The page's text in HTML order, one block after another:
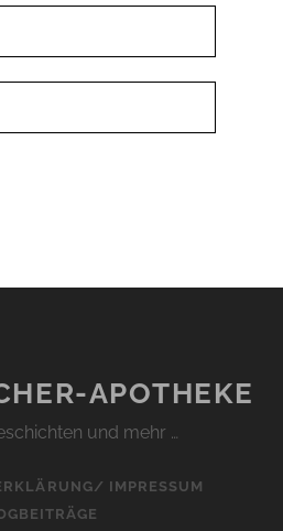
APOTHEKE
und mehr …
IMPRESSUM